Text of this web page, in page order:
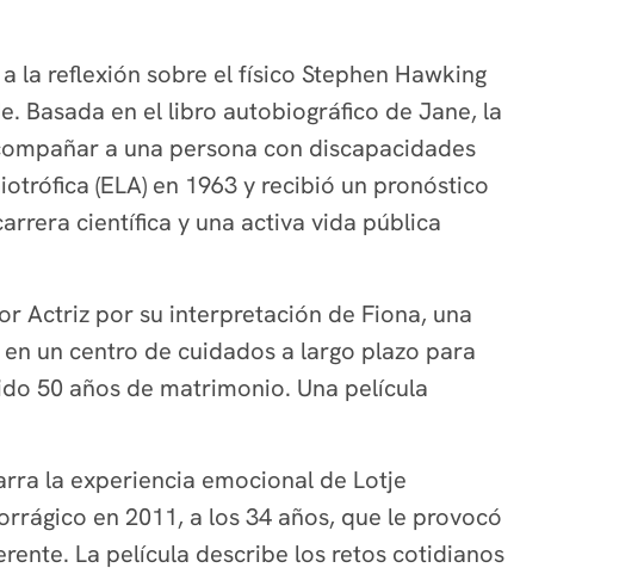
la reflexión sobre el físico Stephen Hawking
Basada en el libro autobiográfico de Jane, la
a una persona con discapacidades
(ELA) en 1963 y recibió un pronóstico
científica y una activa vida pública
Actriz por su interpretación de Fiona, una
un centro de cuidados a largo plazo para
50 años de matrimonio. Una película
la experiencia emocional de Lotje
en 2011, a los 34 años, que le provocó
La película describe los retos cotidianos